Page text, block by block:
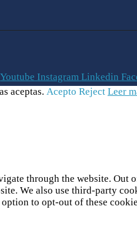
Youtube Instagram Linkedin
aceptas. Acepto Reject Leer
through the website. Out
We also use third-party
to opt-out of these